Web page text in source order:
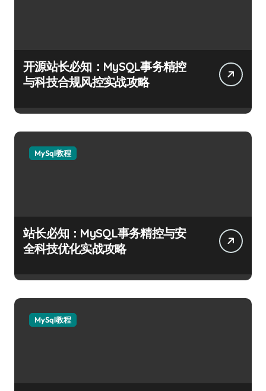
开源站长必知：MySQL事务精控
与科技合规风控实战攻略
MySql教程
站长必知：MySQL事务精控与安
全科技优化实战攻略
MySql教程